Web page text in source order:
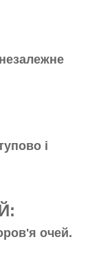
і
очей.